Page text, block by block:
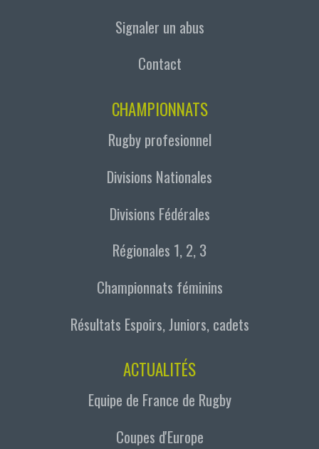
Signaler un abus
Contact
CHAMPIONNATS
Rugby profesionnel
Divisions Nationales
Divisions Fédérales
Régionales 1, 2, 3
Championnats féminins
Résultats Espoirs, Juniors, cadets
ACTUALITÉS
Equipe de France de Rugby
Coupes d'Europe